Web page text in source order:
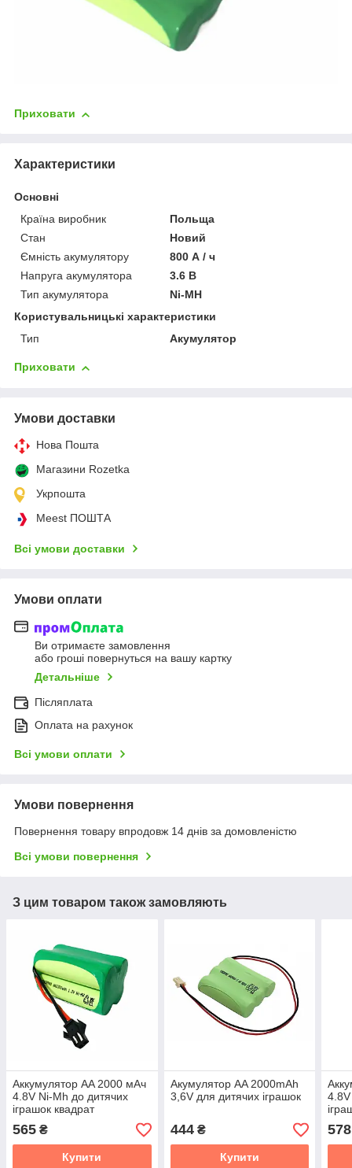
Приховати
Характеристики
Основні
Країна виробник
Польща
Стан
Новий
Ємність акумулятору
800 А / ч
Напруга акумулятора
3.6 В
Тип акумулятора
Ni-MH
Користувальницькі характеристики
Тип
Акумулятор
Приховати
Умови доставки
Нова Пошта
Магазини Rozetka
Укрпошта
Meest ПОШТА
Всі умови доставки
Умови оплати
Ви отримаєте замовлення
або гроші повернуться на вашу картку
Детальніше
Післяплата
Оплата на рахунок
Всі умови оплати
Умови повернення
Повернення товару впродовж 14 днів за домовленістю
Всі умови повернення
З цим товаром також замовляють
Аккумулятор AA 2000 мАч
4.8V Ni-Mh до дитячих
іграшок квадрат
565 ₴
Купити
Акумулятор AA 2000mAh
3,6V для дитячих іграшок
444₴
Купити
578